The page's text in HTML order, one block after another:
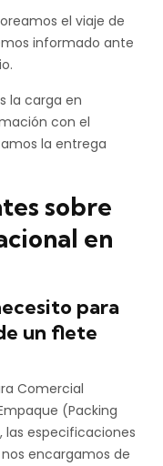
el viaje de
informado ante
la carga en
con el
la entrega
sobre
en
para
un flete
Comercial
(Packing
las especificaciones
encargamos de